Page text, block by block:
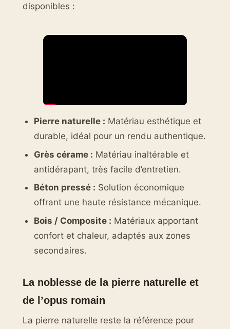
disponibles :
Pierre naturelle : Matériau esthétique et
durable, idéal pour un rendu authentique.
Grès cérame : Matériau inaltérable et
antidérapant, très facile d’entretien.
Béton pressé : Solution économique
offrant une haute résistance mécanique.
Bois / Composite : Matériaux apportant
confort et chaleur, adaptés aux zones
secondaires.
La noblesse de la pierre naturelle et
de l’opus romain
La pierre naturelle reste la référence pour